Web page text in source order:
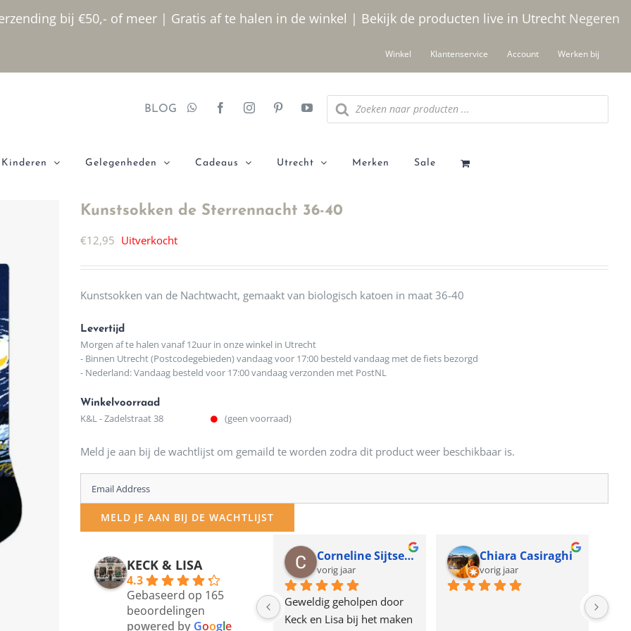
bij €50,- of meer | Gratis af te halen in de winkel | Bekijk de producten live in Utrecht Negeren
Winkel Klantenservice Account Werken bij
BLOG
Producten
zoeken
Kinderen Gelegenheden Cadeaus Utrecht Merken Sale
Kunstsokken de Sterrennacht 36-40
€12,95 Uitverkocht
Kunstsokken van de Nachtwacht, gemaakt van biologisch katoen in maat 36-40
Levertijd
Morgen af te halen vanaf 12uur in onze winkel in Utrecht
- Binnen Utrecht (Postcodegebieden) vandaag voor 17:00 besteld vandaag met de fiets bezorgd
- Nederland: Vandaag besteld voor 17:00 vandaag verzonden met PostNL
Winkelvoorraad
K&L - Zadelstraat 38 (geen voorraad)
Meld je aan bij de wachtlijst om gemaild te worden zodra dit product weer beschikbaar is.
Enter
your
email
MELD JE AAN BIJ DE WACHTLIJST
KECK & LISA
4.3
Gebaseerd op 165
beoordelingen
powered by Google
12 maanden geleden
Waarom in hemelsnaam
de woonwinkel op de
Corneline Sijtsema
vorig jaar
Geweldig geholpen door
Keck en Lisa bij het maken
Chiara Casiraghi
vorig jaar